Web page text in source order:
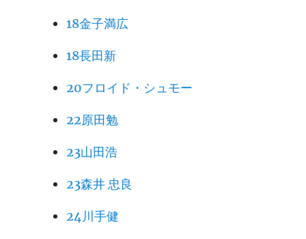
18金子満広
18長田新
20フロイド・シュモー
22原田勉
23山田浩
23森井 忠良
24川手健